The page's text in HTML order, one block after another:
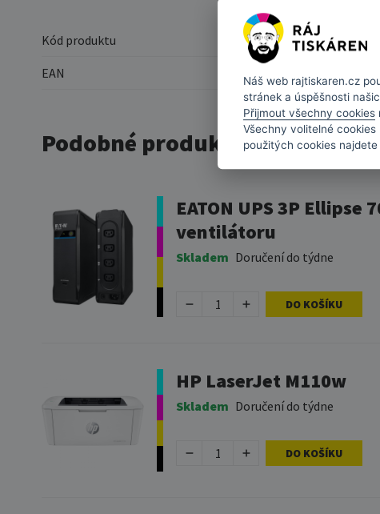
Kód produktu
EAN
Podobné produkty
EATON UPS 3P Ellipse
ventilátoru
Skladem Doručení do týdne
DO KOŠÍKU
HP LaserJet M110w
Skladem Doručení do týdne
DO KOŠÍKU
Náš web rajtiskaren.cz
stránek a úspěšnosti
Přijmout všechny cookies
Všechny volitelné
použitých cookies